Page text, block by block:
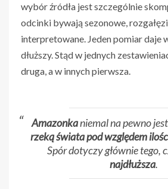
wybór źródła jest szczególnie
odcinki bywają sezonowe,
interpretowane. Jeden pomiar daje
dłuższy. Stąd w jednych
druga, a w innych pierwsza.
Amazonkaniemal na pewno jest
rzeką świata pod względem
Spór dotyczy głównie tego,
najdłuższa.